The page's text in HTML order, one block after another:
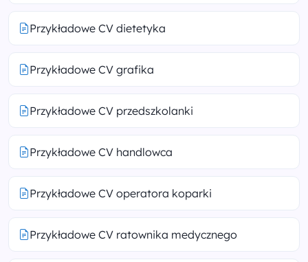
Przykładowe CV dietetyka
Przykładowe CV grafika
Przykładowe CV przedszkolanki
Przykładowe CV handlowca
Przykładowe CV operatora koparki
Przykładowe CV ratownika medycznego